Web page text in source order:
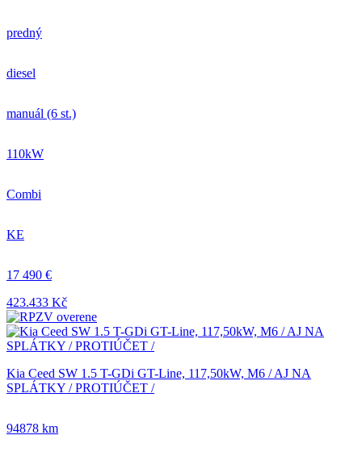
predný
diesel
manuál (6 st.)
110kW
Combi
KE
17 490 €
423.433 Kč
Kia Ceed SW 1.5 T-GDi GT-Line, 117,50kW, M6 / AJ NA
SPLÁTKY / PROTIÚČET /
94878 km